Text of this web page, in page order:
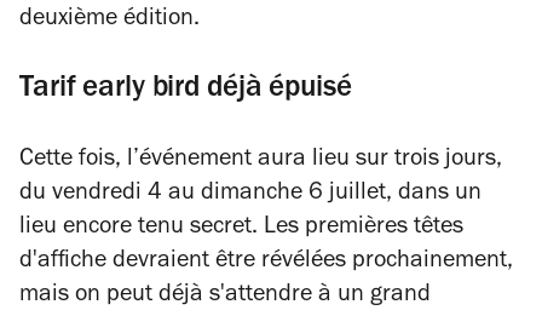
deuxième édition.
Tarif early bird déjà épuisé
Cette fois, l’événement aura lieu sur trois jours,
du vendredi 4 au dimanche 6 juillet, dans un
lieu encore tenu secret. Les premières têtes
d'affiche devraient être révélées prochainement,
mais on peut déjà s'attendre à un grand